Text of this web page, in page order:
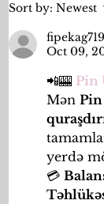
Sort by: Newest
fipekag719
Oct 09,
📲🎰 Pin
Mən
yerdə
💳